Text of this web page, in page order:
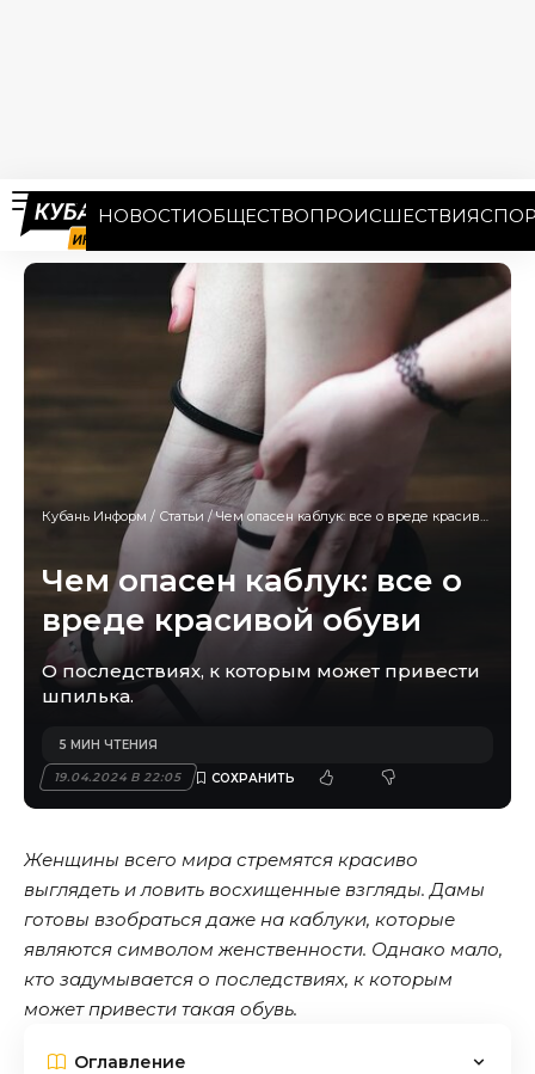
НОВОСТИОБЩЕСТВОПРОИСШЕСТВИЯ
Кубань Информ / Статьи /Чем опасен каблук: все о вреде красивой обуви
Чем опасен каблук: все о
вреде красивой обуви
О последствиях, к которым может привести
шпилька.
19.04.2024 В 22:05
5 МИН ЧТЕНИЯ
Женщины всего мира стремятся красиво
выглядеть и ловить восхищенные взгляды. Дамы
готовы взобраться даже на каблуки, которые
являются символом женственности. Однако мало,
кто задумывается о последствиях, к которым
может привести такая обувь.
Оглавление